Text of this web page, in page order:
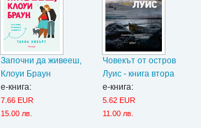
Започни да живееш,
Клоуи Браун
е-книга:
7.66 EUR
15.00 лв.
Човекът от остров
Луис - книга втора
е-книга:
5.62 EUR
11.00 лв.